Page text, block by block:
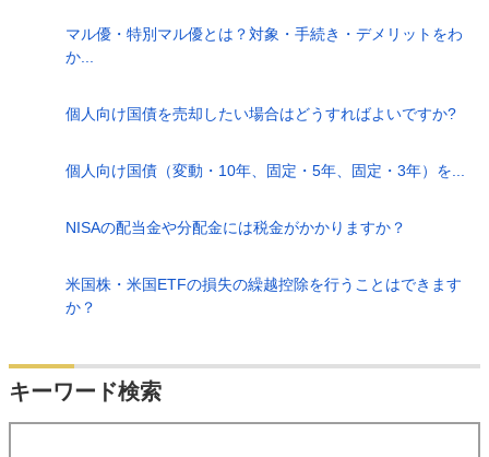
マル優・特別マル優とは？対象・手続き・デメリットをわ
か...
個人向け国債を売却したい場合はどうすればよいですか?
個人向け国債（変動・10年、固定・5年、固定・3年）を...
NISAの配当金や分配金には税金がかかりますか？
米国株・米国ETFの損失の繰越控除を行うことはできます
か？
キーワード検索